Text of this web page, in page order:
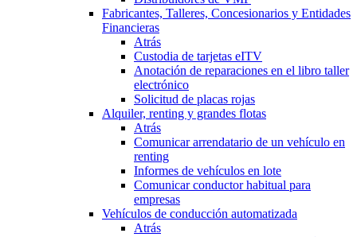
Fabricantes, Talleres, Concesionarios y Entidades
Financieras
Atrás
Custodia de tarjetas eITV
Anotación de reparaciones en el libro taller
electrónico
Solicitud de placas rojas
Alquiler, renting y grandes flotas
Atrás
Comunicar arrendatario de un vehículo en
renting
Informes de vehículos en lote
Comunicar conductor habitual para
empresas
Vehículos de conducción automatizada
Atrás